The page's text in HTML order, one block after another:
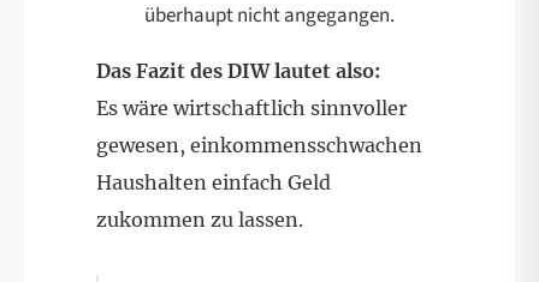
überhaupt nicht angegangen.
Das Fazit des DIW lautet also:
Es wäre wirtschaftlich sinnvoller
gewesen, einkommensschwachen
Haushalten einfach Geld
zukommen zu lassen.